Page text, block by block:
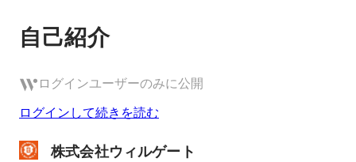
自己紹介
ログインユーザーのみに公開
ログインして続きを読む
株式会社ウィルゲート